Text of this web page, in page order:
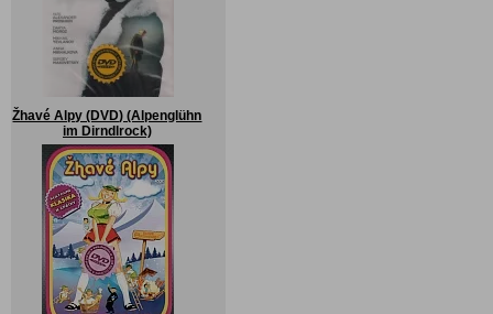
Žhavé Alpy (DVD) (Alpenglühn
im Dirndlrock)